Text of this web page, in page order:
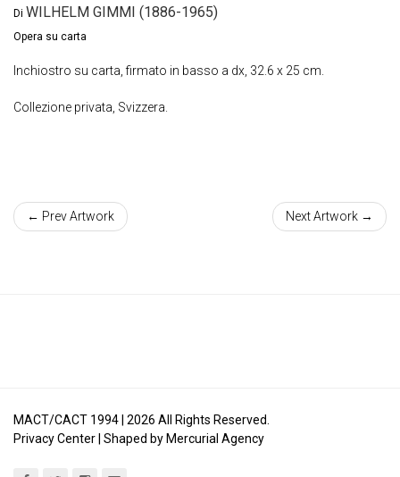
Di WILHELM GIMMI (1886-1965)
Opera su carta
Inchiostro su carta, firmato in basso a dx, 32.6 x 25 cm.
Collezione privata, Svizzera.
← Prev Artwork Next Artwork →
MACT/CACT 1994 | 2026 All Rights Reserved.
Privacy Center| Shaped byMercurial Agency